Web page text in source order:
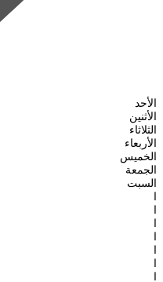
الأحد
الأثنين
الثلاثاء
الأربعاء
الخميس
الجمعة
السبت